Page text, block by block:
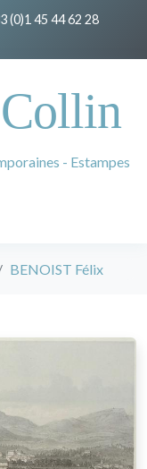
(0)1 45 44 62 28
- Estampes
BENOIST Félix